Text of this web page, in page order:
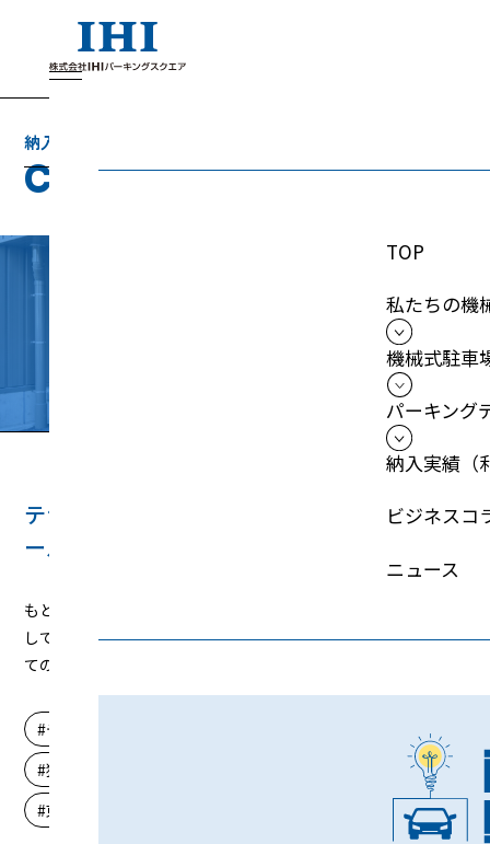
TOP
私たちの機
機械式駐車
パーキング
納入実績（
ビジネスコ
ニュース
納入実績（利用者の声）
C tomer'svoice
CROSS DOCK HARUMI立体駐車場
テナント用月極駐車場の台数増加およびショ
ールーム活用
もともと平面6台分の駐車スペースを、テナント用月極駐車場と
して台数を増やすために立体駐車場を新設。ショールームとし
ての活用も前提として計画された駐車場。
デザイン性
独立用（時間貸等）
東京都